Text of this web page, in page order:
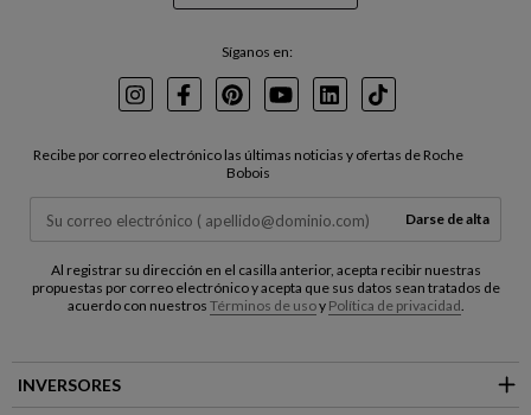
Síganos en:
InstagramFacebookPinterest
YoutubeLinkedInTikTok
Recibe por correo electrónico las últimas noticias y ofertas de Roche
Bobois
Darse de alta
Al registrar su dirección en el casilla anterior, acepta recibir nuestras
propuestas por correo electrónico y acepta que sus datos sean tratados de
acuerdo con nuestros Términos de usoy Política de privacidad
INVERSORES